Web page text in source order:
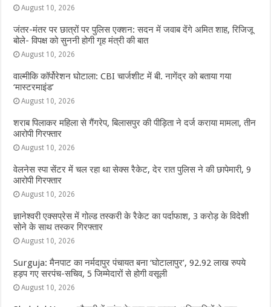
August 10, 2026
जंतर-मंतर पर छात्रों पर पुलिस एक्शन: सदन में जवाब देंगे अमित शाह, रिजिजू
बोले- विपक्ष को सुननी होगी गृह मंत्री की बात
August 10, 2026
वाल्मीकि कॉर्पोरेशन घोटाला: CBI चार्जशीट में बी. नागेंद्र को बताया गया
‘मास्टरमाइंड’
August 10, 2026
शराब पिलाकर महिला से गैंगरेप, बिलासपुर की पीड़िता ने दर्ज कराया मामला, तीन
आरोपी गिरफ्तार
August 10, 2026
वेलनेस स्पा सेंटर में चल रहा था सेक्स रैकेट, देर रात पुलिस ने की छापेमारी, 9
आरोपी गिरफ्तार
August 10, 2026
ज्ञानेश्वरी एक्सप्रेस में गोल्ड तस्करी के रैकेट का पर्दाफाश, 3 करोड़ के विदेशी
सोने के साथ तस्कर गिरफ्तार
August 10, 2026
Surguja: मैनपाट का नर्मदापुर पंचायत बना ‘घोटालापुर’, 92.92 लाख रुपये
हड़प गए सरपंच-सचिव, 5 जिम्मेदारों से होगी वसूली
August 10, 2026